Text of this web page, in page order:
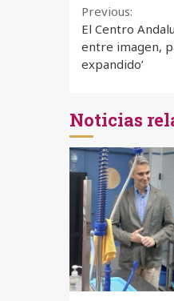
Continue
Previous:
El Centro
entre imagen,
expandido’
Noticias